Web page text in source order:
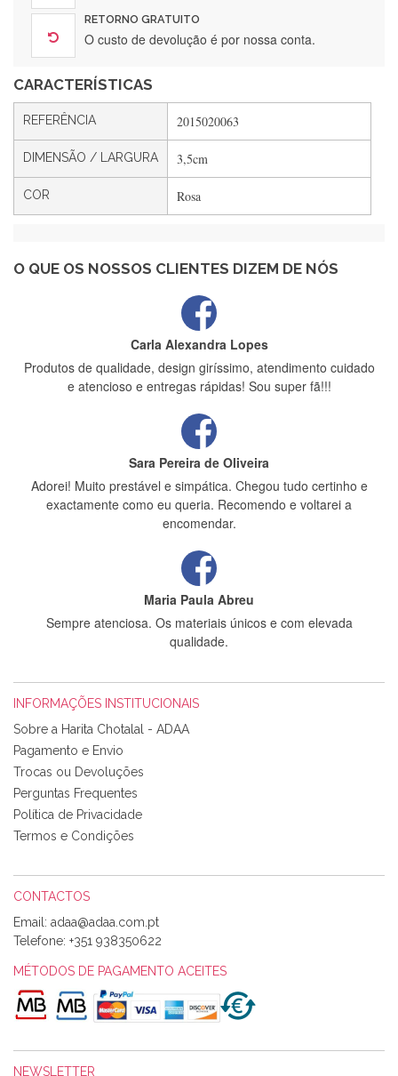
RETORNO GRATUITO
O custo de devolução é por nossa conta.
CARACTERÍSTICAS
REFERÊNCIA 2015020063
DIMENSÃO / LARGURA 3,5cm
COR Rosa
O QUE OS NOSSOS CLIENTES DIZEM DE NÓS
Gostei ,Serviço bastante rápido. recomendo
Rápido, atendimento 5*. Hoje chegará a segunda encomenda
feita de muitas certamente❤️
estrelas
Carla Alexandra Lopes
Produtos de qualidade, design giríssimo, atendimento cuidado
e atencioso e entregas rápidas! Sou super fã!!!
Sara Pereira de Oliveira
Adorei! Muito prestável e simpática. Chegou tudo certinho e
exactamente como eu queria. Recomendo e voltarei a
encomendar.
Maria Paula Abreu
Sempre atenciosa. Os materiais únicos e com elevada
qualidade.
Tudo chegou em condições, pois os produtos vieram muito
bem acondicionados. Estou plenamente satisfeita com os
produtos adquiridos. Relativamente à bolsa, tem um tecido
com um padrão e cores muito bonitas e a execução está
perfeitíssima. Futuramente penso voltar a comprar na vossa
loja, têm excelentes artigos a um preço muito justo. A
Alexandra Morais
Olá boa Noite. Os meus tecidos chegaram hoje. Muito
obrigada pelo miminho que dá um jeitaço pras minhas linhas
de bordar e não sei o que pões nos tecidos, mas que cheiram
maravilhosamente ... cheiram! :) Muito Obrigada.
INFORMAÇÕES INSTITUCIONAIS
Sobre a Harita Chotalal - ADAA
Pagamento e Envio
Trocas ou Devoluções
Perguntas Frequentes
Política de Privacidade
Termos e Condições
CONTACTOS
Email:
Telefone: +351 938350622
MÉTODOS DE PAGAMENTO ACEITES
NEWSLETTER